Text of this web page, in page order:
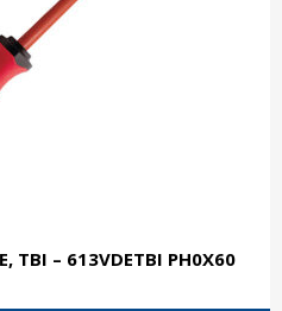
TBI – 613VDETBI PH0X60